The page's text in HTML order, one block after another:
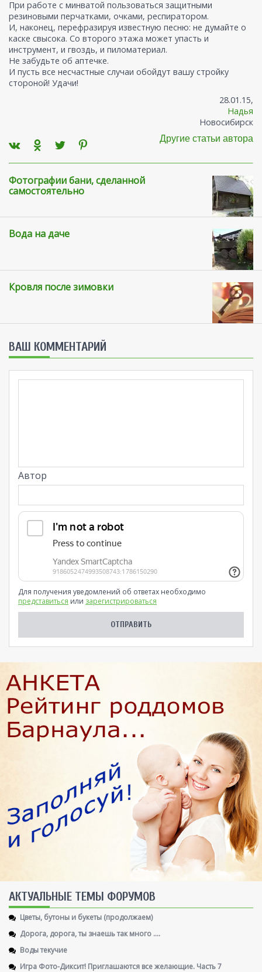
При работе с минватой пользоваться защитными
резиновыми перчатками, очками, респиратором.
И, наконец, перефразируя известную песню: не думайте о
каске свысока. Со второго этажа может упасть и
инструмент, и гвоздь, и пиломатериал.
Не забудьте об аптечке.
И пусть все несчастные случаи обойдут вашу стройку
стороной! Удачи!
28.01.15,
Надья
Новосибирск
Другие статьи автора
Фотографии бани, сделанной
самостоятельно
Вода на даче
Кровля после зимовки
ВАШ КОММЕНТАРИЙ
Автор
Для получения уведомлений об ответах необходимо
представиться или зарегистрироваться
AКТУАЛЬНЫЕ ТЕМЫ ФОРУМОВ
Цветы, бутоны и букеты (продолжаем)
Дорога, дорога, ты знаешь так много ....
Воды текучие
Игра Фото-Диксит! Приглашаются все желающие. Часть 7